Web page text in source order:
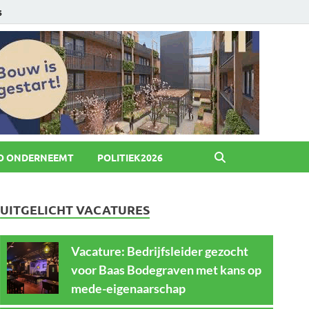
ONDERNEEMT POLITIEK2026
UITGELICHT VACATURES
Vacature: Bedrijfsleider gezocht
voor Baas Bodegraven met kans op
mede-eigenaarschap